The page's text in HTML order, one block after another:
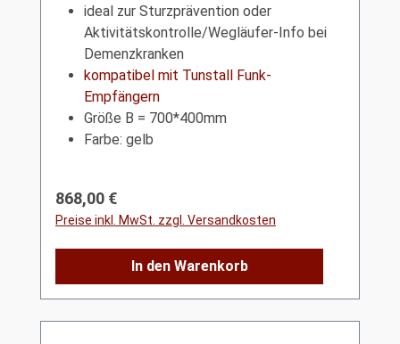
ideal zur Sturzprävention oder
Aktivitätskontrolle/Wegläufer-Info bei
Demenzkranken
kompatibel mit Tunstall Funk-
Empfängern
Größe B = 700*400mm
Farbe: gelb
Regulärer Preis:
868,00 €
Preise inkl. MwSt. zzgl. Versandkosten
In den Warenkorb